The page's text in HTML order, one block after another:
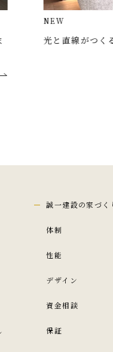
線がつくる、静謐なホテ
誠一建設の家づく
体制
性能
デザイン
資金相談
保証